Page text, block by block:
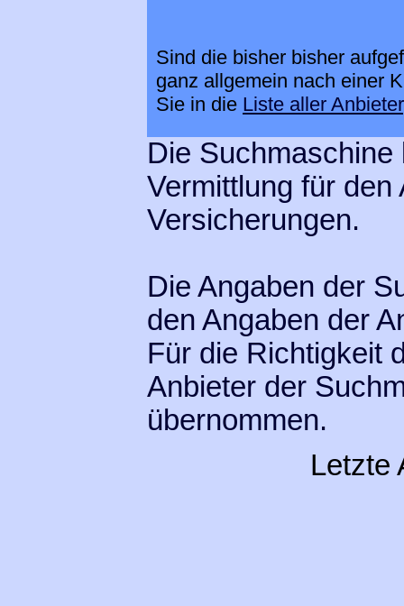
Sind die bisher bisher
ganz allgemein nach einer
Sie in die Liste aller Anbieter
Die
Vermittlung für
Versicherungen.
Die Angaben der
den Angaben der
Für die Richtigkeit
Anbieter der
übernommen.
Letzte